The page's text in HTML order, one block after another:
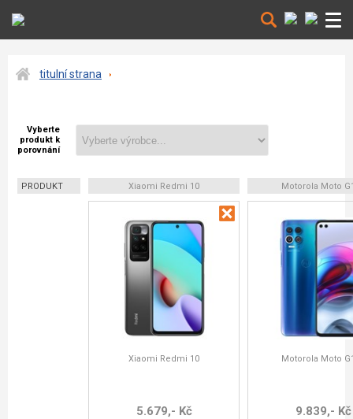
titulní strana
Vyberte
produkt k
porovnání
PRODUKT Xiaomi Redmi 10 Motorola Moto
Xiaomi Redmi 10
5.679,- Kč
Motorola Moto
9.839,- Kč